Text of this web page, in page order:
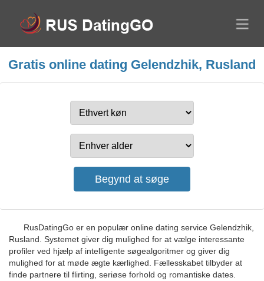
Gratis online dating Gelendzhik, Rusland
RusDatingGo er en populær online dating service Gelendzhik,
Rusland. Systemet giver dig mulighed for at vælge interessante
profiler ved hjælp af intelligente søgealgoritmer og giver dig
mulighed for at møde ægte kærlighed. Fællesskabet tilbyder at
finde partnere til flirting, seriøse forhold og romantiske dates.